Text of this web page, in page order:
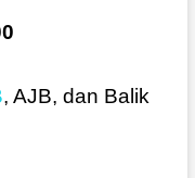
, AJB, dan Balik